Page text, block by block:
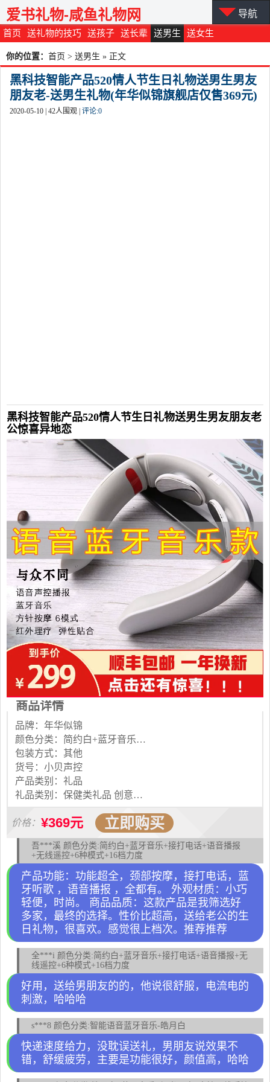
首页 送礼物的技巧 送孩子 送长辈 送男生 送女生
爱书礼物-咸鱼礼物网 导航
你的位置： 首页 > 送男生 » 正文
黑科技智能产品520情人节生日礼物送男生男友
朋友老-送男生礼物(年华似锦旗舰店仅售369元)
2020-05-10 | 42人围观 | 评论:0
黑科技智能产品520情人节生日礼物送男生男友朋友老
公惊喜异地恋
商品详情
品牌：年华似锦
颜色分类：简约白+蓝牙音乐+接打电话+语音播报+无线遥控+6种模式+16档力度 少女粉+蓝牙音乐+接打电话+语音播报+无线遥控+6种模式+16档力度 皓月白+蓝牙音乐+红光理疗+声控无线遥控+语音播报+6种模式+16档 樱花粉+蓝牙音乐+红光理疗+声控无线遥控+语音播报+6种模式+16档
包装方式：其他
货号：小贝声控
产品类别：礼品
礼品类别：保健类礼品 创意类礼品
价格： ¥369元 立即购买
吾***溪 颜色分类:简约白+蓝牙音乐+接打电话+语音播报
+无线遥控+6种模式+16档力度
产品功能：功能超全，颈部按摩，接打电话，蓝
牙听歌 ，语音播报 ，全都有。 外观材质：小巧
轻便，时尚。 商品品质：这款产品是我筛选好
多家，最终的选择。性价比超高，送给老公的生
日礼物，很喜欢。感觉很上档次。推荐推荐
全***i 颜色分类:简约白+蓝牙音乐+接打电话+语音播报+无
线遥控+6种模式+16档力度
好用，送给男朋友的的，他说很舒服，电流电的
刺激，哈哈哈
s***8 颜色分类:智能语音蓝牙音乐-皓月白
快递速度给力，没耽误送礼，男朋友说效果不
错，舒缓疲劳，主要是功能很好，颜值高，哈哈